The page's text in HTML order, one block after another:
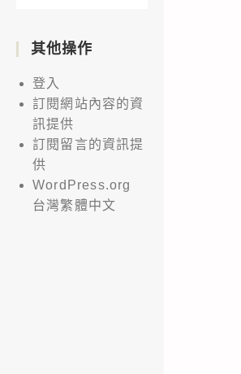
其他操作
登入
訂閱網站內容的資
訊提供
訂閱留言的資訊提
供
WordPress.org
台灣繁體中文